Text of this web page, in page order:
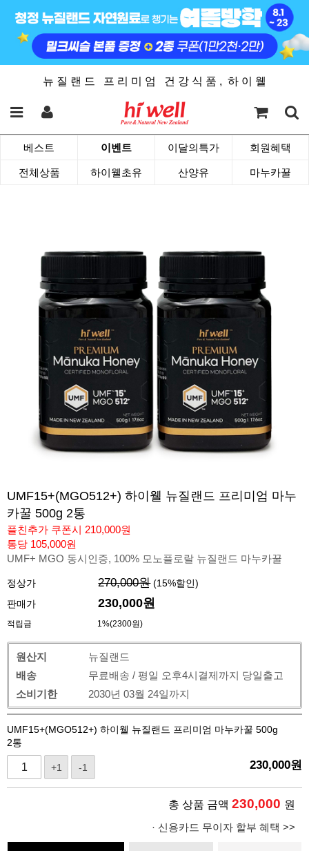
뉴 질 랜 드 프 리 미 엄 건 강 식 품 , 하 이 웰
베스트 이벤트 이달의특가 회원혜택
전체상품 하이웰초유 산양유 마누카꿀
UMF15+(MGO512+) 하이웰 뉴질랜드 프리미엄 마누
카꿀 500g 2통
플친추가 쿠폰시 210,000원
통당 105,000원
UMF+ MGO 동시인증, 100% 모노플로랄 뉴질랜드 마누카꿀
정상가 270,000원 (15%할인)
판매가
230,000원
적립금 1%(2300원)
원산지
뉴질랜드
배송
무료배송 / 평일 오후4시결제까지 당일출고
소비기한
2030년 03월 24일까지
UMF15+(MGO512+) 하이웰 뉴질랜드 프리미엄 마누카꿀 500g
2통
+1 -1 230,000원
총 상품 금액 230,000 원
· 신용카드 무이자 할부 혜택 >>